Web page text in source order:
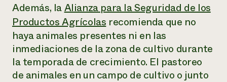
Además, laAlianza para la Seguridad de los
Productos Agrícolasrecomienda que no
haya animales presentes ni en las
inmediaciones de la zona de cultivo durante
la temporada de crecimiento. El pastoreo
de animales en un campo de cultivo o junto